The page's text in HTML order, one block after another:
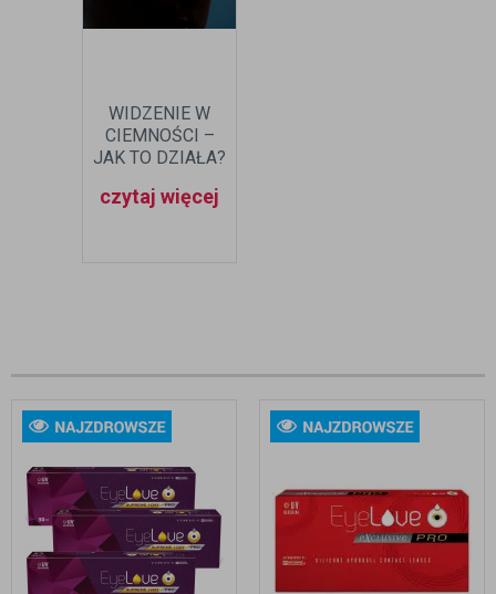
WIDZENIE W
CIEMNOŚCI –
JAK TO DZIAŁA?
czytaj więcej